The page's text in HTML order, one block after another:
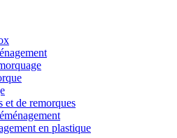
et de remorques
en plastique